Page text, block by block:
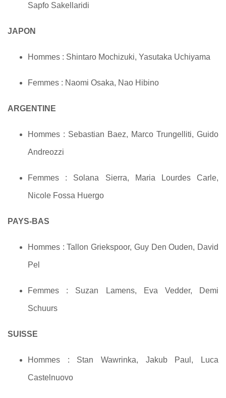
Sapfo Sakellaridi
JAPON
Hommes : Shintaro Mochizuki, Yasutaka Uchiyama
Femmes : Naomi Osaka, Nao Hibino
ARGENTINE
Hommes : Sebastian Baez, Marco Trungelliti, Guido
Andreozzi
Femmes : Solana Sierra, Maria Lourdes Carle,
Nicole Fossa Huergo
PAYS-BAS
Hommes : Tallon Griekspoor, Guy Den Ouden, David
Pel
Femmes : Suzan Lamens, Eva Vedder, Demi
Schuurs
SUISSE
Hommes : Stan Wawrinka, Jakub Paul, Luca
Castelnuovo